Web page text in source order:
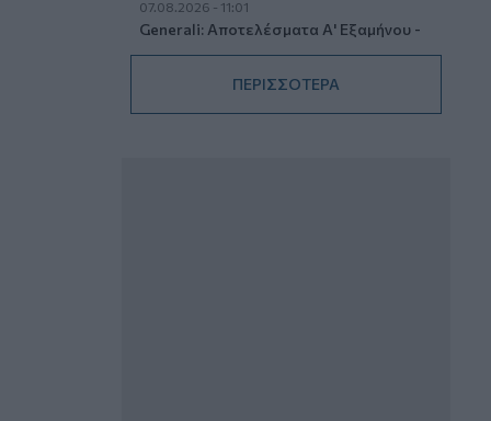
07.08.2026 - 11:01
Generali: Αποτελέσματα Α' Εξαμήνου -
Εξαιρετική ανάπτυξη στα Λειτουργικά
Αποτελέσματα με συμβολή από όλες
τις επιχειρηματικές δραστηριότητες
ΠΕΡΙΣΣΟΤΕΡΑ